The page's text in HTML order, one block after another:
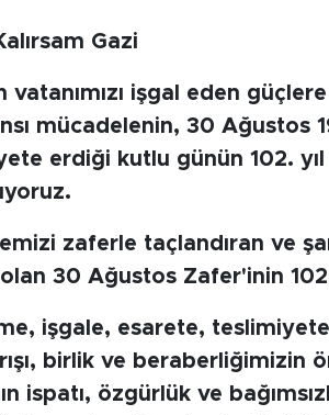
Gazi
işgal eden güçlere
mücadelenin, 30 Ağustos
erdiği kutlu günün 102.
zaferle taçlandıran ve
30 Ağustos Zafer'inin
işgale, esarete,
birlik ve beraberliğimizin
ispatı, özgürlük ve